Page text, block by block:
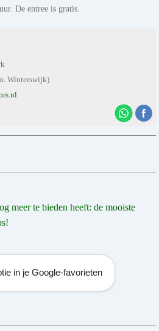
De entree is gratis.
Winterswijk)
meer te bieden heeft: de mooiste
in je Google-favorieten